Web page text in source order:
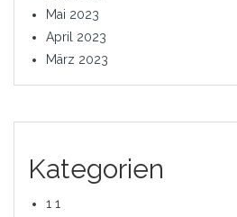
Mai 2023
April 2023
März 2023
Kategorien
1 1